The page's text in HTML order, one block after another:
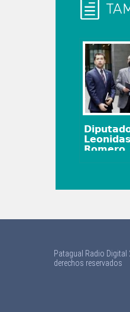
𝗟𝗲𝗼𝗻𝗶𝗱𝗮𝘀
𝗥𝗼𝗺𝗲𝗿𝗼
𝗡𝗮𝗰𝗶𝗼𝗻𝗮𝗹
𝘁𝗿𝗮𝘀
Patagual Radio
derechos reservados